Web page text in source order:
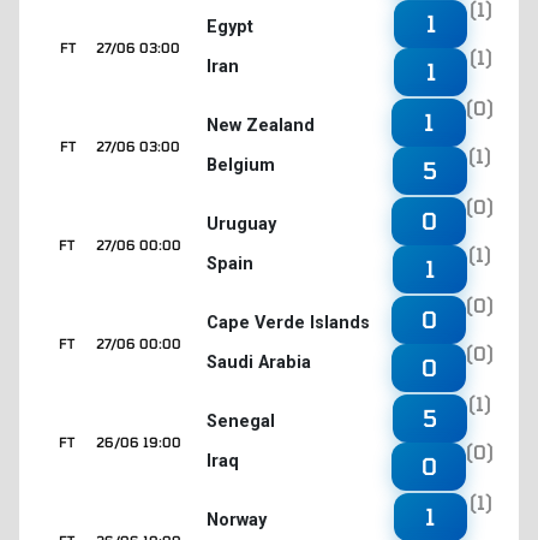
27/06 03:00
FT
Egypt
Iran
1
(1)
1
(1)
27/06 03:00
FT
New Zealand
Belgium
1
(0)
5
(1)
27/06 00:00
FT
Uruguay
Spain
0
(0)
1
(1)
27/06 00:00
FT
Cape Verde Islands
Saudi Arabia
0
(0)
0
(0)
26/06 19:00
FT
Senegal
Iraq
5
(1)
0
(0)
Norway 1
(1)